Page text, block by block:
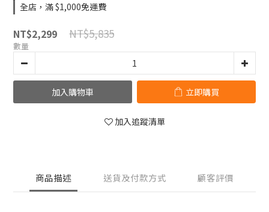
全店，滿 $1,000免運費
NT$2,299 NT$5,835
數量
加入購物車 立即購買
加入追蹤清單
商品描述 送貨及付款方式 顧客評價